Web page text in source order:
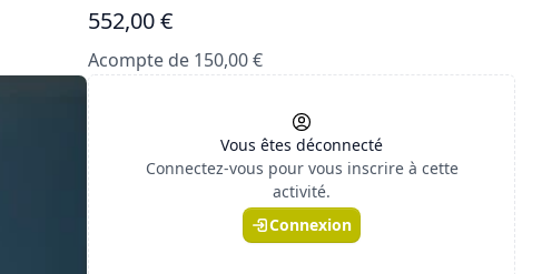
552,00 €
Acompte de 150,00 €
Vous êtes déconnecté
Connectez-vous pour vous inscrire à cette
activité.
Connexion